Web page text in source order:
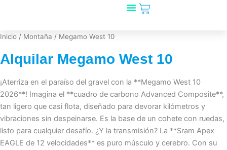
Inicio / Montaña / Megamo West 10
Alquilar Megamo West 10
¡Aterriza en el paraíso del gravel con la **Megamo West 10
2026**! Imagina el **cuadro de carbono Advanced Composite**,
tan ligero que casi flota, diseñado para devorar kilómetros y
vibraciones sin despeinarse. Es la base de un cohete con ruedas,
listo para cualquier desafío. ¿Y la transmisión? La **Sram Apex
EAGLE de 12 velocidades** es puro músculo y cerebro. Con su